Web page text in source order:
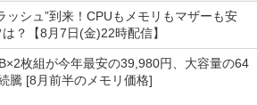
ッシュ”到来！CPUもメモリもマザーも安
？【8月7日(金)22時配信】
枚組が今年最安の39,980円、大容量の64
騰 [8月前半のメモリ価格]